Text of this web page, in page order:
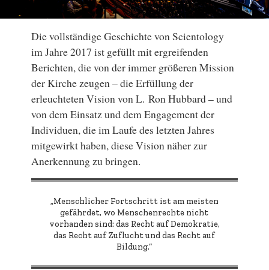
Die vollständige Geschichte von Scientology
im Jahre 2017 ist gefüllt mit ergreifenden
Berichten, die von der immer größeren Mission
der Kirche zeugen – die Erfüllung der
erleuchteten Vision von L. Ron Hubbard – und
von dem Einsatz und dem Engagement der
Individuen, die im Laufe des letzten Jahres
mitgewirkt haben, diese Vision näher zur
Anerkennung zu bringen.
„Menschlicher Fortschritt ist am meisten
gefährdet, wo Menschenrechte nicht
vorhanden sind: das Recht auf Demokratie,
das Recht auf Zuflucht und das Recht auf
Bildung.“